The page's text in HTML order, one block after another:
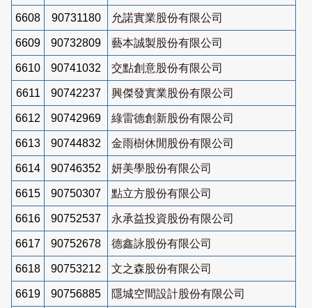
6608 90731180 允諾實業股份有限公司
6609 90732809 藝本誠製股份有限公司
6610 90741032 交點創意股份有限公司
6611 90742237 興傑發實業股份有限公司
6612 90742969 綠雷德創新股份有限公司
6613 90744832 金雨樹休閒股份有限公司
6614 90746352 妍美學股份有限公司
6615 90750307 點立方股份有限公司
6616 90752537 永承益投資股份有限公司
6617 90752678 德鑫詠股份有限公司
6618 90753212 文之森股份有限公司
6619 90756885 隱城空間設計股份有限公司